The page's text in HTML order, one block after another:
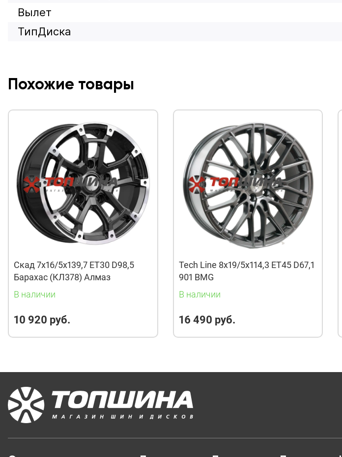
Вылет
ТипДиска
Похожие товары
Скад 7x16/5x139,7 ET30 D98,5
Барахас (КЛ378) Алмаз
В наличии
10 920 руб.
Tech Line 8x19/5x114,3 ET45 D67,1
901 BMG
В наличии
16 490 руб.